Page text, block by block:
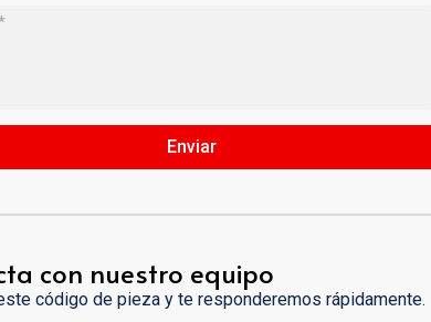
Enviar
con nuestro equipo
código de pieza y te responderemos rápidamente.